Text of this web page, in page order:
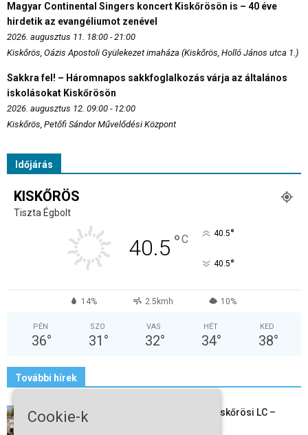
Magyar Continental Singers koncert Kiskőrösön is – 40 éve
hirdetik az evangéliumot zenével
2026. augusztus 11. 18:00 - 21:00
Kiskőrös, Oázis Apostoli Gyülekezet imaháza (Kiskőrös, Holló János utca 1.)
Sakkra fel! – Háromnapos sakkfoglalkozás várja az általános
iskolásokat Kiskőrösön
2026. augusztus 12. 09:00 - 12:00
Kiskőrös, Petőfi Sándor Művelődési Központ
Időjárás
KISKŐRÖS
Tiszta Égbolt
40.5 °C 40.5°
40.5°
14% 2.5kmh 10%
PÉN
36°
SZO
31 °
VAS
32°
HÉT
34°
KED
38°
További hírek
Megkezdte a felkészülést a Kiskőrösi LC –
Cookie-k